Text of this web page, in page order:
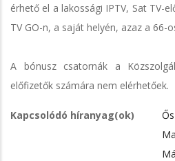
érhető el a lakossági IPTV, Sat TV-
TV GO-n, a saját helyén, azaz a 66-
A bónusz csatornák a
előfizetők számára nem elérhetőek.
Kapcsolódó híranyag(ok)